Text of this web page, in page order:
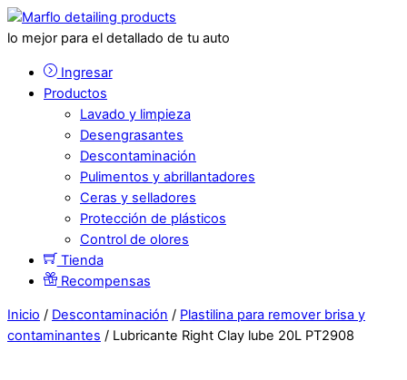
lo mejor para el detallado de tu auto
Ingresar
Productos
Lavado y limpieza
Desengrasantes
Descontaminación
Pulimentos y abrillantadores
Ceras y selladores
Protección de plásticos
Control de olores
Tienda
Recompensas
Inicio / Descontaminación / Plastilina para remover brisa y
contaminantes / Lubricante Right Clay lube 20L PT2908